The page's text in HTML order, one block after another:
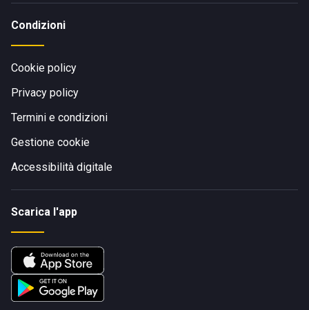
Condizioni
Cookie policy
Privacy policy
Termini e condizioni
Gestione cookie
Accessibilità digitale
Scarica l'app